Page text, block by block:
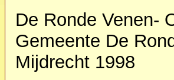
De Ronde Venen-
Gemeente De
Mijdrecht 1998